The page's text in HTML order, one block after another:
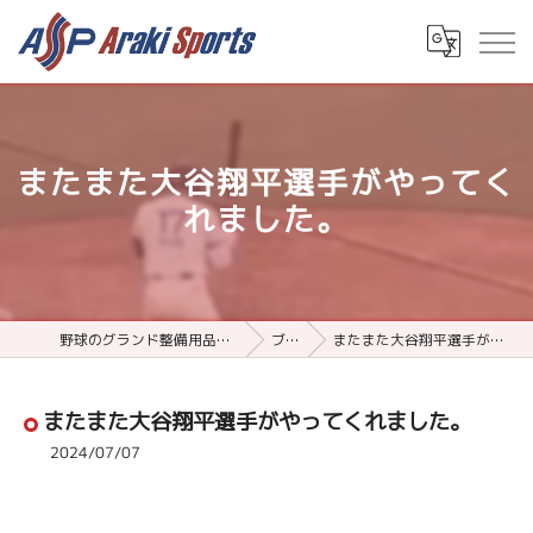
またまた大谷翔平選手がやってく
れました。
野球のグランド整備用品ならアラキスポーツ ブログ またまた大谷翔平選手がやってくれました。
またまた大谷翔平選手がやってくれました。
2024/07/07